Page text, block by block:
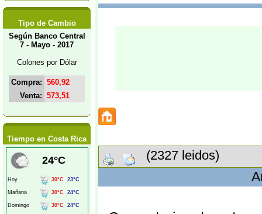
Tipo de Cambio
Según Banco Central
7 - Mayo - 2017
Colones por Dólar
Compra: 560,92
Venta: 573,51
Tiempo en Costa Rica
(2327 leidos)